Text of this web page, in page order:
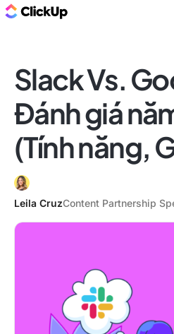
Slack Vs.
Đánh giá
(Tính năng,
Leila CruzContent Partnership